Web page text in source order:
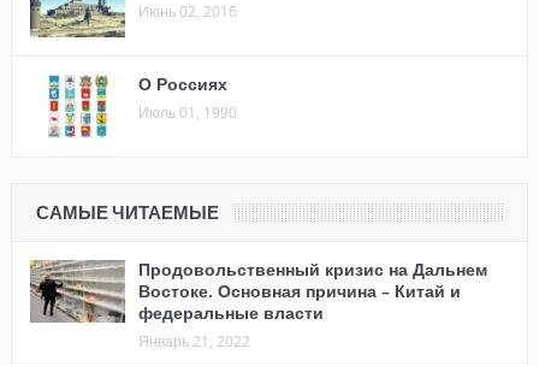
Июнь 02, 2016
О Россиях
Июль 01, 1990
САМЫЕ ЧИТАЕМЫЕ
Продовольственный кризис на Дальнем
Востоке. Основная причина – Китай и
федеральные власти
Январь 21, 2022